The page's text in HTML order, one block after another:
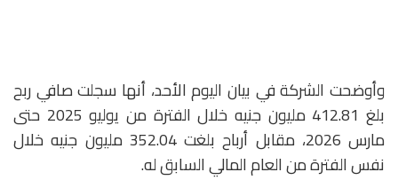
​وأوضحت الشركة في بيان اليوم الأحد، أنها سجلت صافي ربح
بلغ 412.81 مليون جنيه خلال الفترة من يوليو 2025 حتى
مارس 2026، مقابل أرباح بلغت 352.04 مليون جنيه خلال
نفس الفترة من العام المالي السابق له.